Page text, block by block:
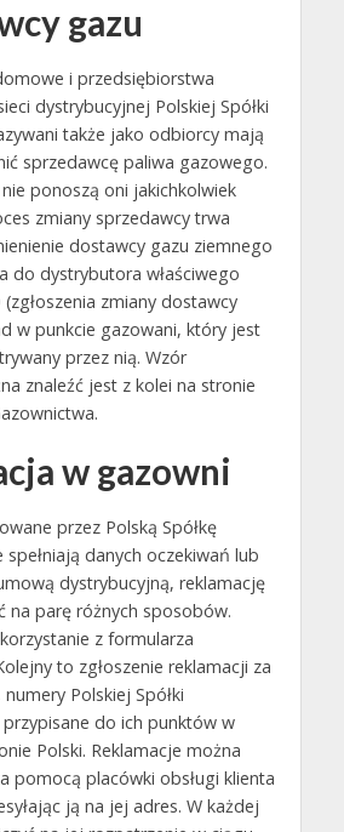
gazu
i przedsiębiorstwa
dystrybucyjnej Polskiej Spółki
także jako odbiorcy mają
sprzedawcę paliwa gazowego.
ponoszą oni jakichkolwiek
zmiany sprzedawcy trwa
dostawcy gazu ziemnego
do dystrybutora właściwego
zmiany dostawcy
w punkcie gazowani, który jest
przez nią. Wzór
znaleźć jest z kolei na stronie
w gazowni
przez Polską Spółkę
spełniają danych oczekiwań lub
dystrybucyjną, reklamację
na parę różnych sposobów.
z formularza
to zgłoszenie reklamacji za
Polskiej Spółki
do ich punktów w
Polski. Reklamacje można
pomocą placówki obsługi klienta
ją na jej adres. W każdej